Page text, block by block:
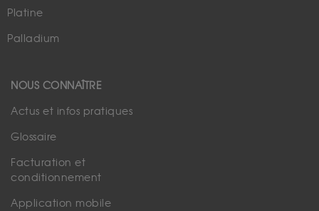
Platine
Palladium
NOUS CONNAÎTRE
Actus et infos pratiques
Glossaire
Facturation et
conditionnement
Application mobile